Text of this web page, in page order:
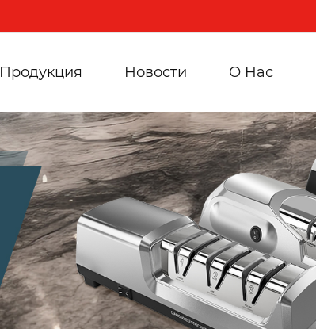
Продукция Новости О Hас